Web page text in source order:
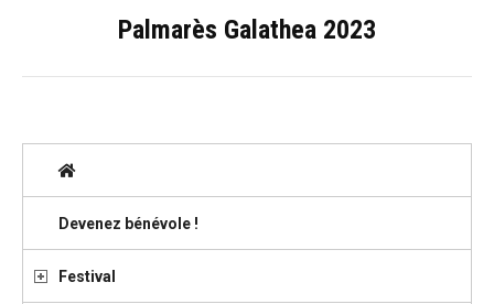
Onglet
Palmarès Galathea 2023
Devenez bénévole !
Festival